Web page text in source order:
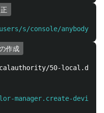
s/console/anybody/g'
作成
50-local.d/
manager.create-